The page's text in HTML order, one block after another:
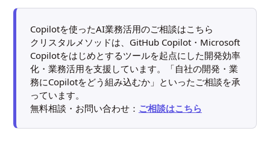
Copilotを使ったAI業務活用のご相談はこちら
クリスタルメソッドは、GitHub Copilot・Microsoft
Copilotをはじめとするツールを起点にした開発効率
化・業務活用を支援しています。「自社の開発・業
務にCopilotをどう組み込むか」といったご相談を承
っています。
無料相談・お問い合わせ： ご相談はこちら